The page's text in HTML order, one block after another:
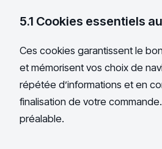
5.1 Cookies essentiels
Ces cookies garantissent le
et mémorisent vos choix de
répétée d’informations et en
finalisation de votre
préalable.